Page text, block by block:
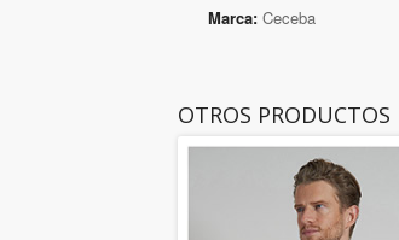
Marca: Ceceba
OTROS PRODUCTOS